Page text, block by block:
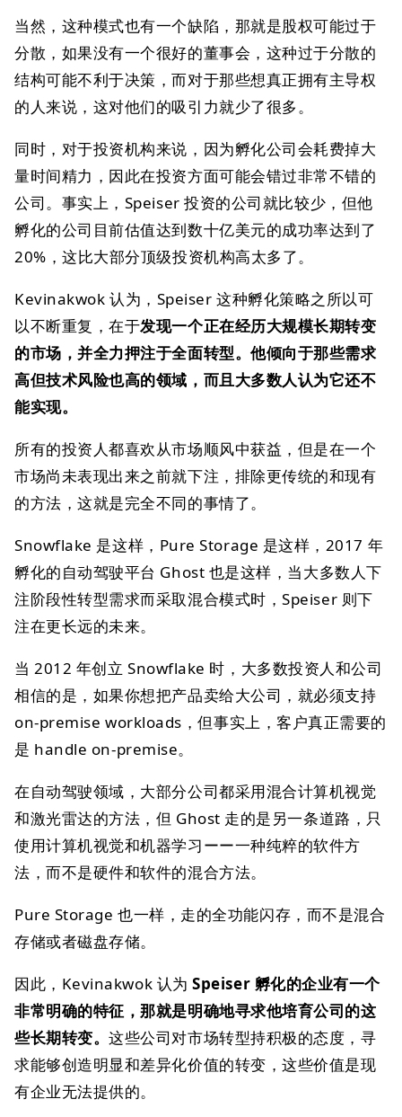
当然，这种模式也有一个缺陷，那就是股权可能过于
分散，如果没有一个很好的董事会，这种过于分散的
结构可能不利于决策，而对于那些想真正拥有主导权
的人来说，这对他们的吸引力就少了很多。
同时，对于投资机构来说，因为孵化公司会耗费掉大
量时间精力，因此在投资方面可能会错过非常不错的
公司。事实上，Speiser 投资的公司就比较少，但他
孵化的公司目前估值达到数十亿美元的成功率达到了
20%，这比大部分顶级投资机构高太多了。
Kevinakwok 认为，Speiser 这种孵化策略之所以可
以不断重复，在于发现一个正在经历大规模长期转变
的市场，并全力押注于全面转型。他倾向于那些需求
高但技术风险也高的领域，而且大多数人认为它还不
能实现。
所有的投资人都喜欢从市场顺风中获益，但是在一个
市场尚未表现出来之前就下注，排除更传统的和现有
的方法，这就是完全不同的事情了。
Snowflake 是这样，Pure Storage 是这样，2017 年
孵化的自动驾驶平台 Ghost 也是这样，当大多数人下
注阶段性转型需求而采取混合模式时，Speiser 则下
注在更长远的未来。
当 2012 年创立 Snowflake 时，大多数投资人和公司
相信的是，如果你想把产品卖给大公司，就必须支持
on-premise workloads，但事实上，客户真正需要的
是 handle on-premise。
在自动驾驶领域，大部分公司都采用混合计算机视觉
和激光雷达的方法，但 Ghost 走的是另一条道路，只
使用计算机视觉和机器学习ーー一种纯粹的软件方
法，而不是硬件和软件的混合方法。
Pure Storage 也一样，走的全功能闪存，而不是混合
存储或者磁盘存储。
因此，Kevinakwok 认为Speiser 孵化的企业有一个
非常明确的特征，那就是明确地寻求他培育公司的这
些长期转变。这些公司对市场转型持积极的态度，寻
求能够创造明显和差异化价值的转变，这些价值是现
有企业无法提供的。